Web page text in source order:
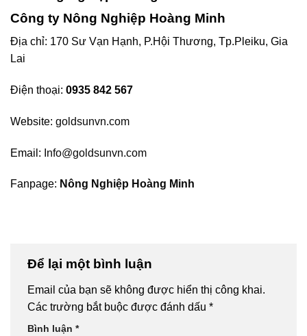
Công ty Nông Nghiệp Hoàng Minh
Địa chỉ: 170 Sư Vạn Hạnh, P.Hội Thương, Tp.Pleiku, Gia
Lai
Điện thoại: 0935 842 567
Website: goldsunvn.com
Email: Info@goldsunvn.com
Fanpage: Nông Nghiệp Hoàng Minh
Để lại một bình luận
Email của bạn sẽ không được hiển thị công khai.
Các trường bắt buộc được đánh dấu *
Bình luận *